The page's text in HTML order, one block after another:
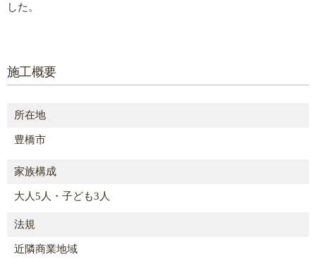
した。
施工概要
所在地
豊橋市
家族構成
大人5人・子ども3人
法規
近隣商業地域